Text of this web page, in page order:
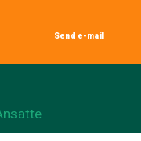
Send e-mail​